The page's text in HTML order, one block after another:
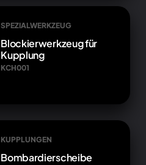
SPEZIALWERKZEUG
Blockierwerkzeug für
Kupplung
KCH001
KUPPLUNGEN
Bombardierscheibe